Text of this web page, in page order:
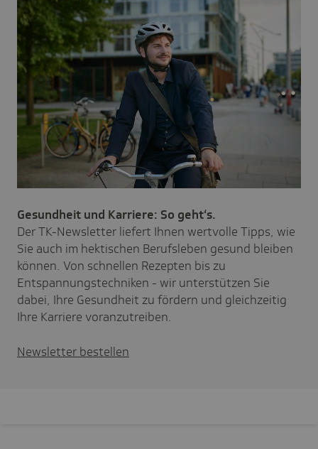
Gesundheit und Karriere: So geht‘s.
Der TK-Newsletter liefert Ihnen wertvolle Tipps, wie
Sie auch im hektischen Berufsleben gesund bleiben
können. Von schnellen Rezepten bis zu
Entspannungstechniken - wir unterstützen Sie
dabei, Ihre Gesundheit zu fördern und gleichzeitig
Ihre Karriere voranzutreiben.
Newsletter bestellen